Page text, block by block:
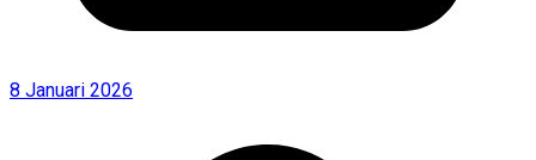
8 Januari 2026